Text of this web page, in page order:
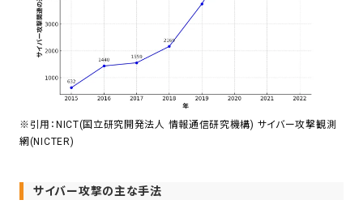
※引用：NICT(国立研究開発法人 情報通信研究機構) サイバー攻撃観測
網(NICTER)
サイバー攻撃の主な手法